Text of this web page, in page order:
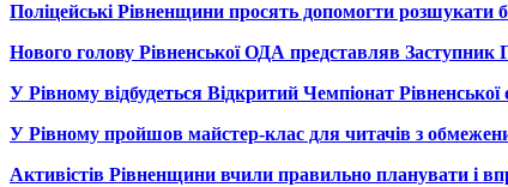
Поліцейські Рівненщини просять допомогти розшукати
Нового голову Рівненської ОДА представляв Заступник
У Рівному відбудеться Відкритий Чемпіонат Рівненської
У Рівному пройшов майстер-клас для читачів з
Активістів Рівненщини вчили правильно планувати і